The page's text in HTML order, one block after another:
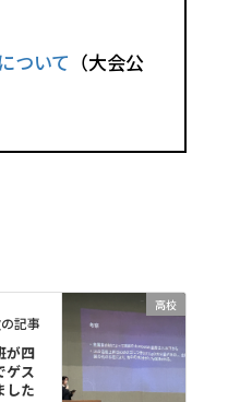
ついて （大会公
高校
記事
が四
ゲス
した